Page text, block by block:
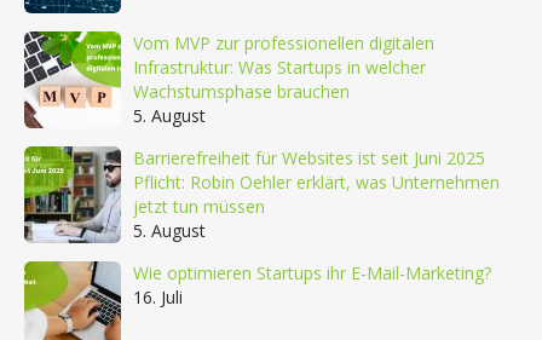
Vom MVP zur professionellen digitalen
Infrastruktur: Was Startups in welcher
Wachstumsphase brauchen
5. August
Barrierefreiheit für Websites ist seit Juni 2025
Pflicht: Robin Oehler erklärt, was Unternehmen
jetzt tun müssen
5. August
Wie optimieren Startups ihr E-Mail-Marketing?
16. Juli